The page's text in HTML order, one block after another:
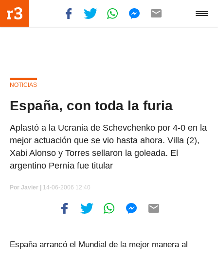
NOTICIAS
España, con toda la furia
Aplastó a la Ucrania de Schevchenko por 4-0 en la
mejor actuación que se vio hasta ahora. Villa (2),
Xabi Alonso y Torres sellaron la goleada. El
argentino Pernía fue titular
Por Javier | 14-06-2006 12:40
España arrancó el Mundial de la mejor manera al